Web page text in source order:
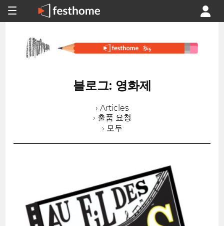
블로그: 영화제
› Articles
› 출품 요청
› 모두